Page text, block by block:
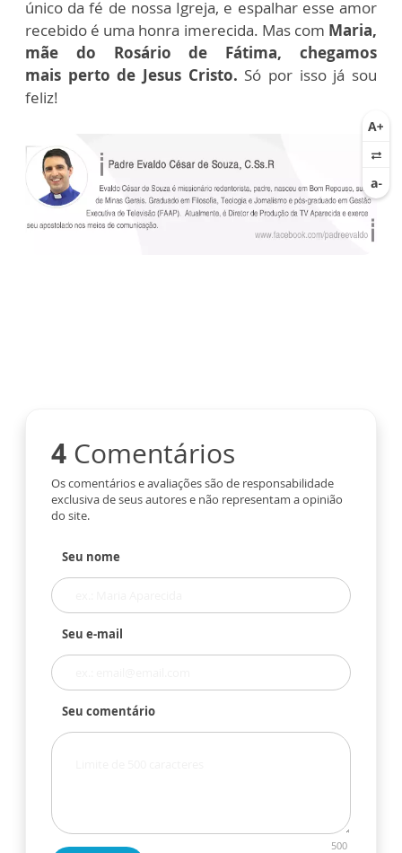
único da fé de nossa Igreja, e espalhar esse amor
recebido é uma honra imerecida. Mas com Maria,
mãe do Rosário de Fátima, chegamos
mais perto de Jesus Cristo. Só por isso já sou
feliz!
4 Comentários
Os comentários e avaliações são de responsabilidade
exclusiva de seus autores e não representam a opinião
do site.
Seu nome
Seu e-mail
Seu comentário
500